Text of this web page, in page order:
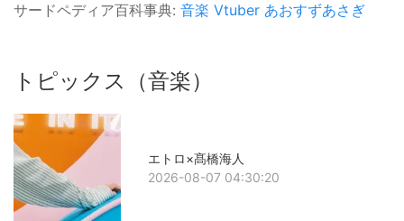
サードペディア百科事典: 音楽 Vtuber あおすずあさぎ
トピックス（音楽）
エトロ×髙橋海人
2026-08-07 04:30:20